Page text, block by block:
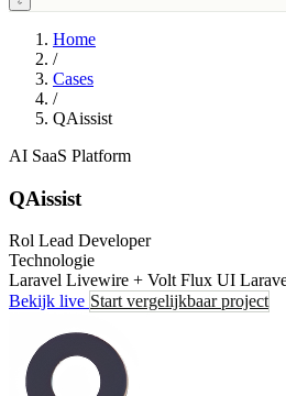
Home
/
Cases
/
QAissist
AI SaaS Platform
QAissist
Rol Lead Developer
Technologie
Laravel Livewire + VoltFlux UI
Bekijk live Start vergelijkbaar project